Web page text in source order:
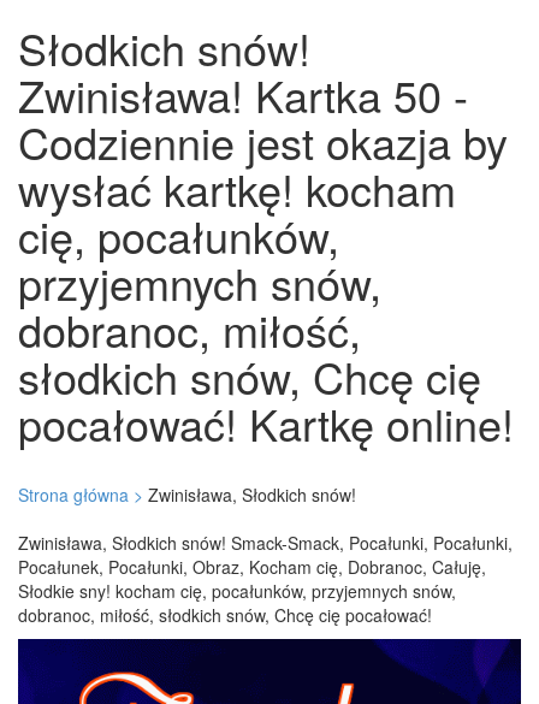
Słodkich snów!
Zwinisława! Kartka 50 -
Codziennie jest okazja by
wysłać kartkę! kocham
cię, pocałunków,
przyjemnych snów,
dobranoc, miłość,
słodkich snów, Chcę cię
pocałować! Kartkę online!
Strona główna > Zwinisława, Słodkich snów!
Zwinisława, Słodkich snów! Smack-Smack, Pocałunki, Pocałunki,
Pocałunek, Pocałunki, Obraz, Kocham cię, Dobranoc, Całuję,
Słodkie sny! kocham cię, pocałunków, przyjemnych snów,
dobranoc, miłość, słodkich snów, Chcę cię pocałować!